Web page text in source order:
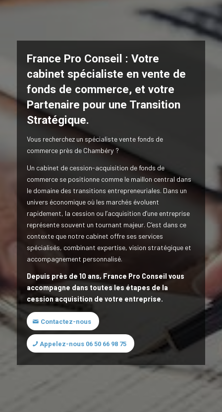
France Pro Conseil : Votre
cabinet spécialiste en vente de
fonds de commerce, et votre
Partenaire pour une Transition
Stratégique.
Vous recherchez un spécialiste vente fonds de
commerce près de Chambéry ?
Un cabinet de cession-acquisition de fonds de
commerce se positionne comme le maillon central dans
le domaine des transitions entrepreneuriales. Dans un
univers économique où les marchés évoluent
rapidement, la cession ou l’acquisition d’une entreprise
représente souvent un tournant majeur. C’est dans ce
contexte que notre cabinet offre ses services
spécialisés, combinant expertise, vision stratégique et
accompagnement personnalisé.
Depuis près de 10 ans, France Pro Conseil vous
accompagne dans toutes les étapes de la
cession acquisition de votre entreprise.
Contactez-nous
Appelez-nous 06 50 66 98 75